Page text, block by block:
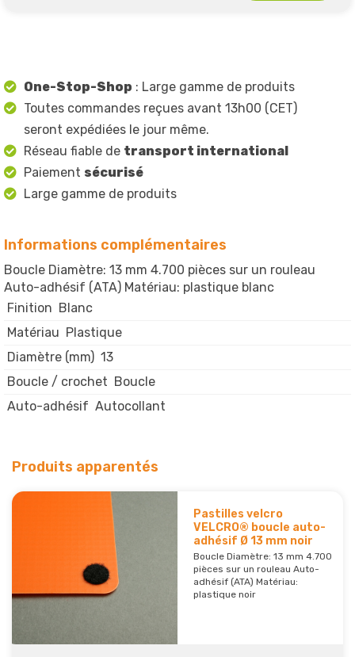
One-Stop-Shop : Large gamme de produits
Toutes commandes reçues avant 13h00 (CET)
seront expédiées le jour même.
Réseau fiable de transport international
Paiement sécurisé
Large gamme de produits
Informations complémentaires
Boucle Diamètre: 13 mm 4.700 pièces sur un rouleau
Auto-adhésif (ATA) Matériau: plastique blanc
Finition Blanc
Matériau Plastique
Diamètre (mm) 13
Boucle / crochet Boucle
Auto-adhésif Autocollant
Produits apparentés
Pastilles velcro
VELCRO® boucle auto-
adhésif Ø 13 mm noir
Boucle Diamètre: 13 mm 4.700
pièces sur un rouleau Auto-
adhésif (ATA) Matériau:
plastique noir